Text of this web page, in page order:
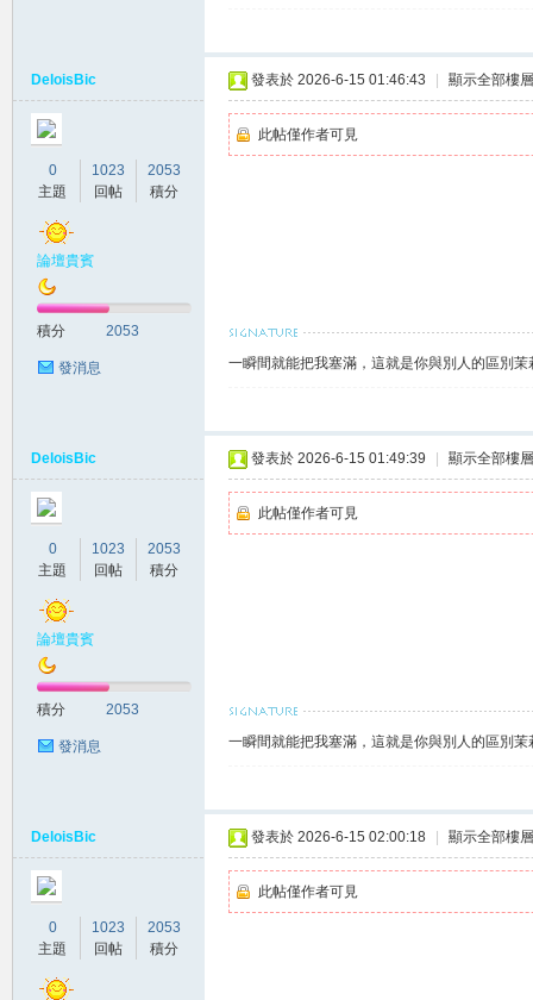
DeloisBic
0
主題
1023
回帖
2053
積分
論壇貴賓
積分 2053
發消息
發表於 2026-6-15 01:46:43 顯示全部樓層
此帖僅作者可見
一瞬間就能把我塞滿，這就是你與別人的區別茉
DeloisBic
0
主題
1023
回帖
2053
積分
論壇貴賓
積分 2053
發消息
發表於 2026-6-15 01:49:39 顯示全部樓層
此帖僅作者可見
一瞬間就能把我塞滿，這就是你與別人的區別茉
DeloisBic
0
主題
1023
回帖
2053
積分
發表於 2026-6-15 02:00:18 顯示全部樓層
此帖僅作者可見